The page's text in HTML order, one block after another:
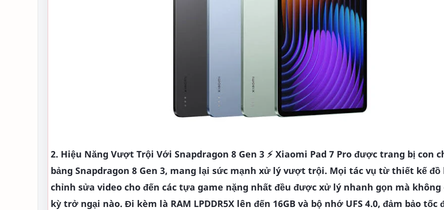
2. Hiệu Năng Vượt Trội Với Snapdragon 8 Gen 3 ⚡ Xiaomi Pad 7 Pro được trang bị con
bảng Snapdragon 8 Gen 3, mang lại sức mạnh xử lý vượt trội. Mọi tác vụ từ thiết kế đồ
chỉnh sửa video cho đến các tựa game nặng nhất đều được xử lý nhanh gọn mà không
kỳ trở ngại nào. Đi kèm là RAM LPDDR5X lên đến 16GB và bộ nhớ UFS 4.0, đảm bảo tốc